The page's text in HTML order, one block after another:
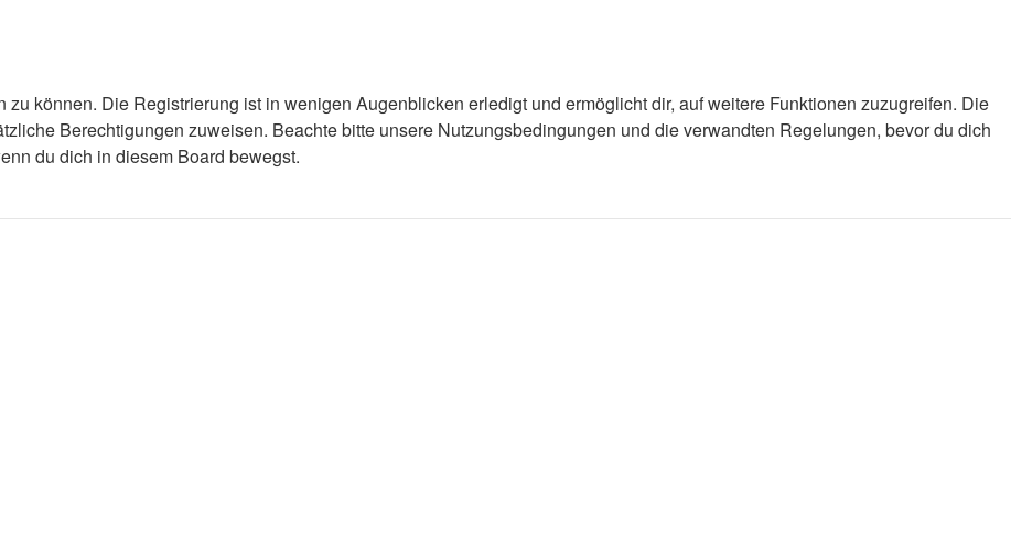
können. Die Registrierung ist in wenigen Augenblicken erledigt und ermöglicht dir, auf weitere Funktionen zuzugreifen. Die
Berechtigungen zuweisen. Beachte bitte unsere Nutzungsbedingungen und die verwandten Regelungen, bevor du dich
du dich in diesem Board bewegst.